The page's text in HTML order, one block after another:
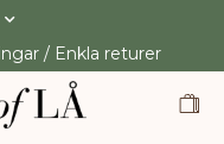
/ Enkla returer